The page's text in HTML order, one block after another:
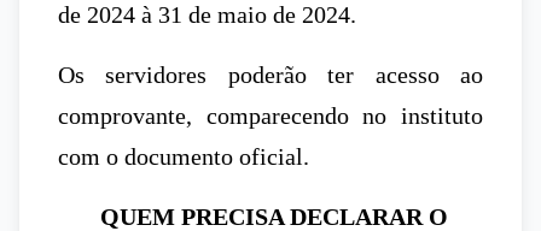
de 2024 à 31 de maio de 2024.
Os servidores poderão ter acesso ao
comprovante, comparecendo no instituto
com o documento oficial.
QUEM PRECISA DECLARAR O